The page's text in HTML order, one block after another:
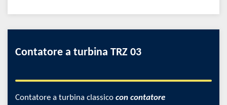
Contatore a turbina TRZ 03
Contatore a turbina classico con contatore